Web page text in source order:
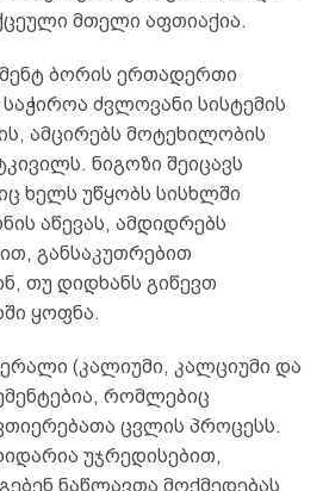
მთელი აფთიაქია.
ბორის ერთადერთი
ძვლოვანი სისტემის
ამცირებს მოტეხილობის
ნიგოზი შეიცავს
ხელს უწყობს სისხლში
აწევას, ამდიდრებს
განსაკუთრებით
თუ დიდხანს გიწევთ
ყოფნა.
(კალიუმი, კალციუმი და
რომლებიც
ცვლის პროცესს.
უჯრედისებით,
ნაწლავთა მოქმედებას